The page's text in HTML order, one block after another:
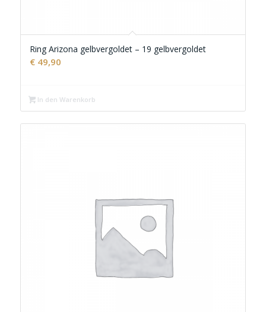
Ring Arizona gelbvergoldet – 19 gelbvergoldet
€49,90
In den Warenkorb